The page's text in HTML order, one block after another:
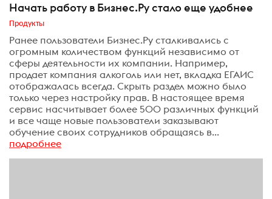
Начать работу в Бизнес.Ру стало еще удобнее
Продукты
Ранее пользователи Бизнес.Ру сталкивались с
огромным количеством функций независимо от
сферы деятельности их компании. Например,
продает компания алкоголь или нет, вкладка ЕГАИС
отображалась всегда. Скрыть раздел можно было
только через настройку прав. В настоящее время
сервис насчитывает более 500 различных функций
и все чаще новые пользователи заказывают
обучение своих сотрудников обращаясь в...
подробнее